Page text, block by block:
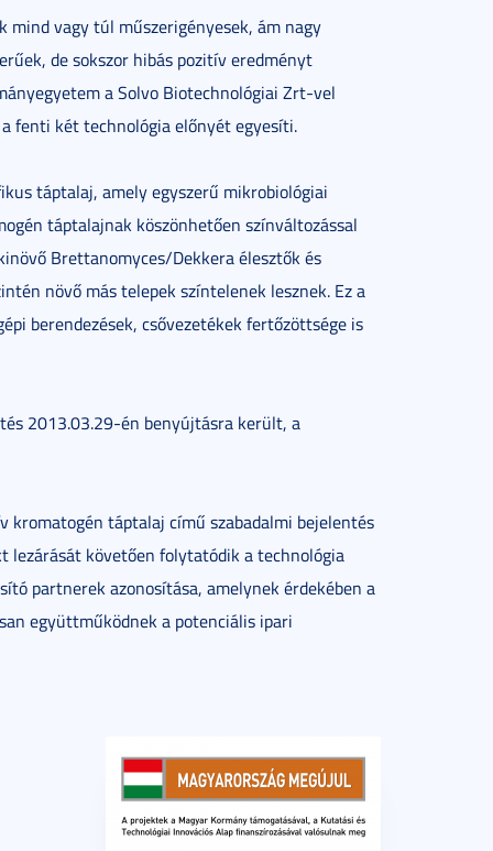
mind vagy túl műszerigényesek, ám nagy
de sokszor hibás pozitív eredményt
a Solvo Biotechnológiai Zrt-vel
fenti két technológia előnyét egyesíti.
táptalaj, amely egyszerű mikrobiológiai
táptalajnak köszönhetően színváltozással
Brettanomyces/Dekkera élesztők és
növő más telepek színtelenek lesznek. Ez a
berendezések, csővezetékek fertőzöttsége is
2013.03.29-én benyújtásra került, a
kromatogén táptalaj című szabadalmi bejelentés
lezárását követően folytatódik a technológia
partnerek azonosítása, amelynek érdekében a
együttműködnek a potenciális ipari